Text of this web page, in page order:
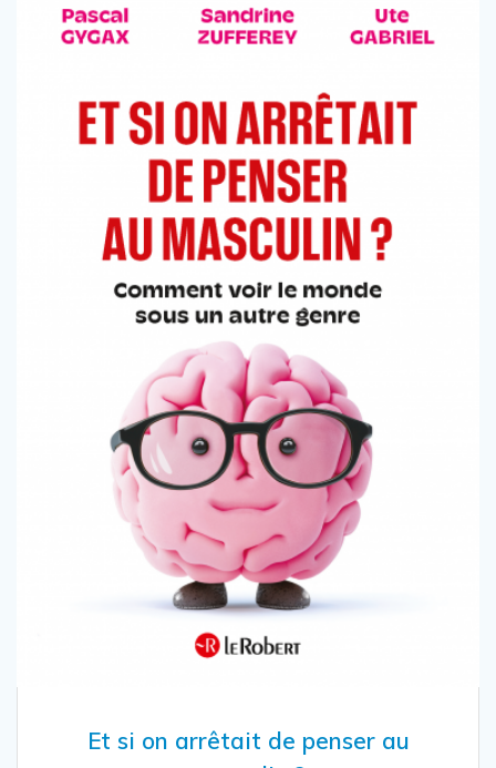
Et si on arrêtait de penser au